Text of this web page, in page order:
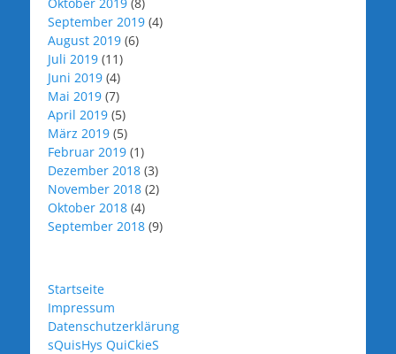
September 2019 (4)
August 2019 (6)
Juli 2019 (11)
Juni 2019 (4)
Mai 2019 (7)
April 2019 (5)
März 2019 (5)
Februar 2019 (1)
Dezember 2018 (3)
November 2018 (2)
Oktober 2018 (4)
September 2018 (9)
Startseite
Impressum
Datenschutzerklärung
sQuisHys QuiCkieS